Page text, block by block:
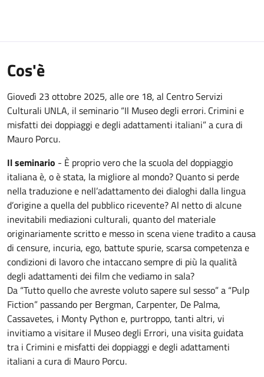
Cos'è
Giovedì 23 ottobre 2025, alle ore 18, al Centro Servizi
Culturali UNLA, il seminario “Il Museo degli errori. Crimini e
misfatti dei doppiaggi e degli adattamenti italiani” a cura di
Mauro Porcu.
Il seminario - È proprio vero che la scuola del doppiaggio
italiana è, o è stata, la migliore al mondo? Quanto si perde
nella traduzione e nell’adattamento dei dialoghi dalla lingua
d’origine a quella del pubblico ricevente? Al netto di alcune
inevitabili mediazioni culturali, quanto del materiale
originariamente scritto e messo in scena viene tradito a causa
di censure, incuria, ego, battute spurie, scarsa competenza e
condizioni di lavoro che intaccano sempre di più la qualità
degli adattamenti dei film che vediamo in sala?
Da “Tutto quello che avreste voluto sapere sul sesso” a “Pulp
Fiction” passando per Bergman, Carpenter, De Palma,
Cassavetes, i Monty Python e, purtroppo, tanti altri, vi
invitiamo a visitare il Museo degli Errori, una visita guidata
tra i Crimini e misfatti dei doppiaggi e degli adattamenti
italiani a cura di Mauro Porcu.